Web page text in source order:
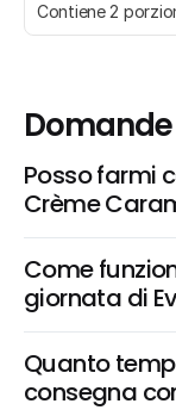
Contiene 2
Posso farmi
Crème
Come
giornata di
Quanto
consegna